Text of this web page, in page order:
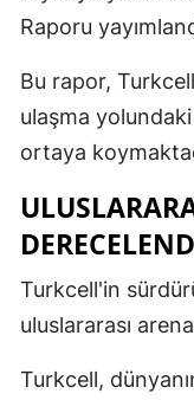
Raporu
Bu rapor,
ulaşma
ortaya
Turkcell'in
uluslararası
Turkcell,